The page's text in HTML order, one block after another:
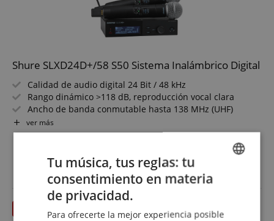
Shure SLXD24D+/58 S50 Sistema Inalámbrico Digital
Calidad de audio digital 24 Bit / 48 kHz
Rango dinámico >118 dB, reproducción vocal clara
Ancho de banda conmutable hasta 138 MHz (UHF)
Cifrado AES-256 integrado
Reducción de feedback digital incluida
Banda de frecuencia S50 (823-865 MHz)
ver más
1.898,00 €
Envío gratuitos (DE)I.V.A.
incluido
hasta 31.08.2026
ENGLISH
Tu música, tus reglas: tu
consentimiento en materia
de privacidad.
Para ofrecerte la mejor experiencia posible